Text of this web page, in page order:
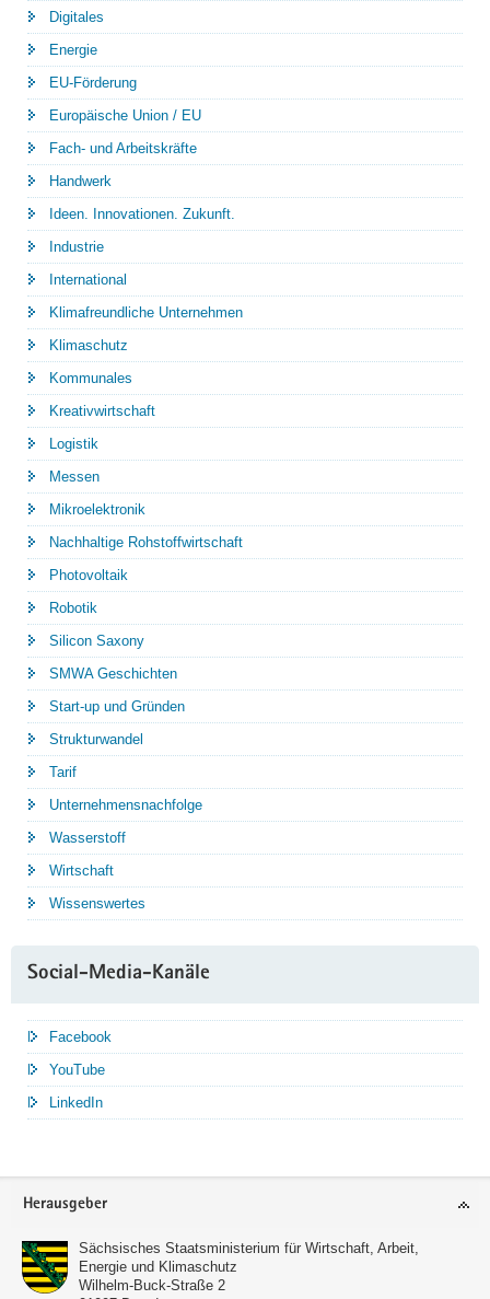
Digitales
Energie
EU-Förderung
Europäische Union / EU
Fach- und Arbeitskräfte
Handwerk
Ideen. Innovationen. Zukunft.
Industrie
International
Klimafreundliche Unternehmen
Klimaschutz
Kommunales
Kreativwirtschaft
Logistik
Messen
Mikroelektronik
Nachhaltige Rohstoffwirtschaft
Photovoltaik
Robotik
Silicon Saxony
SMWA Geschichten
Start-up und Gründen
Strukturwandel
Tarif
Unternehmensnachfolge
Wasserstoff
Wirtschaft
Wissenswertes
Social-Media-Kanäle
Facebook
YouTube
LinkedIn
Service
Herausgeber
Sächsisches Staatsministerium für Wirtschaft, Arbeit,
Energie und Klimaschutz
Wilhelm-Buck-Straße 2